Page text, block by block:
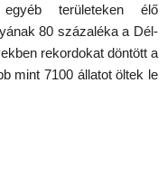
területeken élő
80 százaléka a Dél-
rekordokat döntött a
mint 7100 állatot öltek le